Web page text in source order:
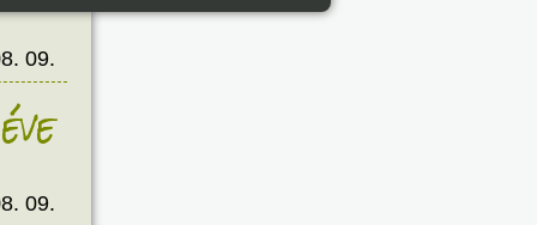
09.
éve
09.